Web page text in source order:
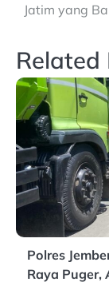
Jatim yang
Related
Polres
Raya Puger,